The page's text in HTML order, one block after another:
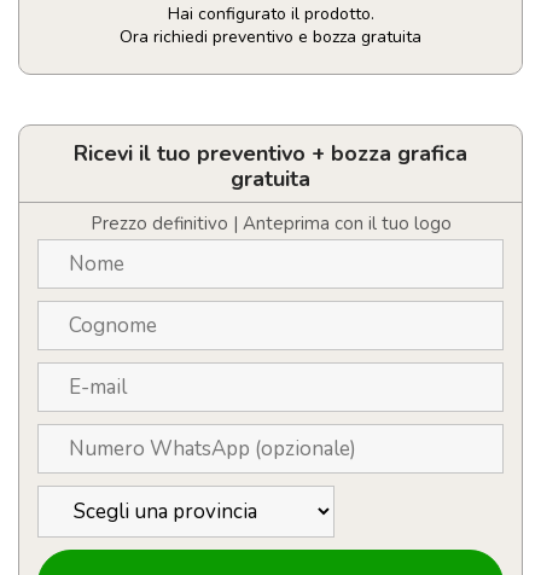
Hai configurato il prodotto.
Ora richiedi preventivo e bozza gratuita
Apribottiglie
acciaio
LOGO
quantità
Ricevi il tuo preventivo + bozza grafica
gratuita
Prezzo definitivo | Anteprima con il tuo logo